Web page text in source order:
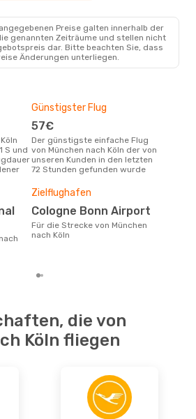
Preise galten innerhalb der
genannten Zeiträume und stellen nicht
dar. Bitte beachten Sie, dass
Änderungen unterliegen.
S und
Günstigster Flug
57€
Der günstigste einfache Flug
von München nach Köln der von
unseren Kunden in den letzten
72 Stunden gefunden wurde
Zielflughafen
Cologne Bonn Airport
Für die Strecke von München
nach Köln
die von
Köln fliegen